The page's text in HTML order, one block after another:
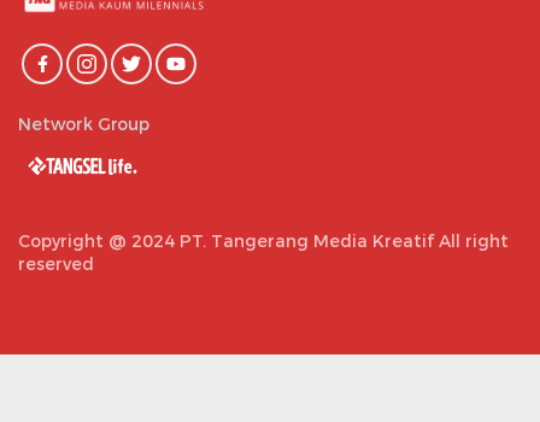
Network Group
Copyright @ 2024 PT. Tangerang Media Kreatif All right
reserved